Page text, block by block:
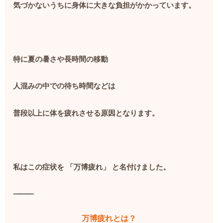
気づかないうちに身体に大きな負担がかかっています。
特に夏の暑さや長時間の移動
人混みの中での待ち時間などは
普段以上に体を疲れさせる原因となります。
私はこの症状を 「万博疲れ」 と名付けました。
⸻
万博疲れとは？